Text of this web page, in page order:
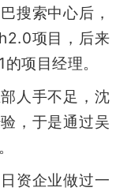
搜索中心后，
项目，后来
项目经理。
人手不足，沈
，于是通过吴
资企业做过一